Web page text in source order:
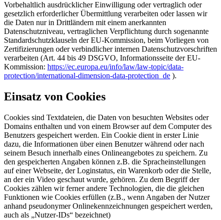
Vorbehaltlich ausdrücklicher Einwilligung oder vertraglich oder
gesetzlich erforderlicher Übermittlung verarbeiten oder lassen wir
die Daten nur in Drittländern mit einem anerkannten
Datenschutzniveau, vertraglichen Verpflichtung durch sogenannte
Standardschutzklauseln der EU-Kommission, beim Vorliegen von
Zertifizierungen oder verbindlicher internen Datenschutzvorschriften
verarbeiten (Art. 44 bis 49 DSGVO, Informationsseite der EU-
Kommission: https://ec.europa.eu/info/law/law-topic/data-
protection/international-dimension-data-protection_de ).
Einsatz von Cookies
Cookies sind Textdateien, die Daten von besuchten Websites oder
Domains enthalten und von einem Browser auf dem Computer des
Benutzers gespeichert werden. Ein Cookie dient in erster Linie
dazu, die Informationen über einen Benutzer während oder nach
seinem Besuch innerhalb eines Onlineangebotes zu speichern. Zu
den gespeicherten Angaben können z.B. die Spracheinstellungen
auf einer Webseite, der Loginstatus, ein Warenkorb oder die Stelle,
an der ein Video geschaut wurde, gehören. Zu dem Begriff der
Cookies zählen wir ferner andere Technologien, die die gleichen
Funktionen wie Cookies erfüllen (z.B., wenn Angaben der Nutzer
anhand pseudonymer Onlinekennzeichnungen gespeichert werden,
auch als „Nutzer-IDs“ bezeichnet)